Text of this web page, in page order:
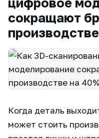
сокращают
Когда деталь
может стоить